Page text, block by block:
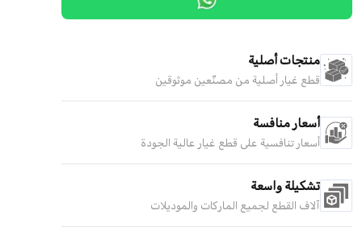
منتجات أصلية
قطع غيار أصلية من مصنّعين موثوقين
أسعار منافسة
أسعار تنافسية على قطع غيار عالية الجودة
تشكيلة واسعة
آلاف القطع لجميع الماركات والموديلات